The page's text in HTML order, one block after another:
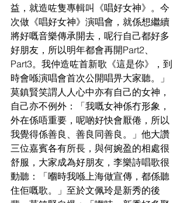
益，就造咗隻專輯叫《唱好女神》。今
次做《唱好女神》演唱會，就係想繼續
將好嘅音樂傳承開去，呢行自己都好多
好朋友，所以明年都會再開Part2、
Part3。我仲造咗首新歌《這是你》，到
時會喺演唱會首次公開唱畀大家聽。」
莫鎮賢笑謂人人心中亦有自己的女神，
自己亦不例外：「我嘅女神係冇形象，
外在係唔重要，呢啲好快會厭倦，所以
我覺得係善良、善良同善良。」他大讚
三位嘉賓各有所長，與何婉盈的相處很
舒服，大家成為好朋友，李樂詩唱歌很
動聽：「嗰時我喺上海做宣傳，都係聽
住佢嘅歌。」至於文佩玲是新秀的後